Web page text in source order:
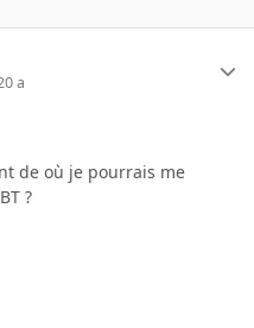
a
de où je pourrais me
?